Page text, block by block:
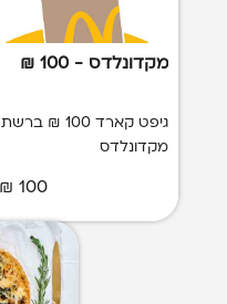
מקדונלדס - 100 ₪
גיפט קארד 100 ₪ ברשת
מקדונלדס
100 ₪